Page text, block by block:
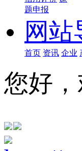
题申报
网站
首页 资讯 企业
您好